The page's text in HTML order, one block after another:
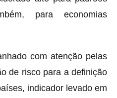
para economias
com atenção pelas
de risco para a definição
indicador levado em